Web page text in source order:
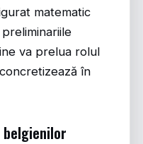
matematic
va prelua rolul
în